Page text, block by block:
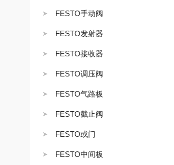
FESTO手动阀
FESTO发射器
FESTO接收器
FESTO调压阀
FESTO气路板
FESTO截止阀
FESTO或门
FESTO中间板